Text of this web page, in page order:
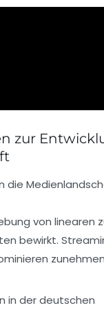
zur
die
von linearen
bewirkt.
in der deutschen